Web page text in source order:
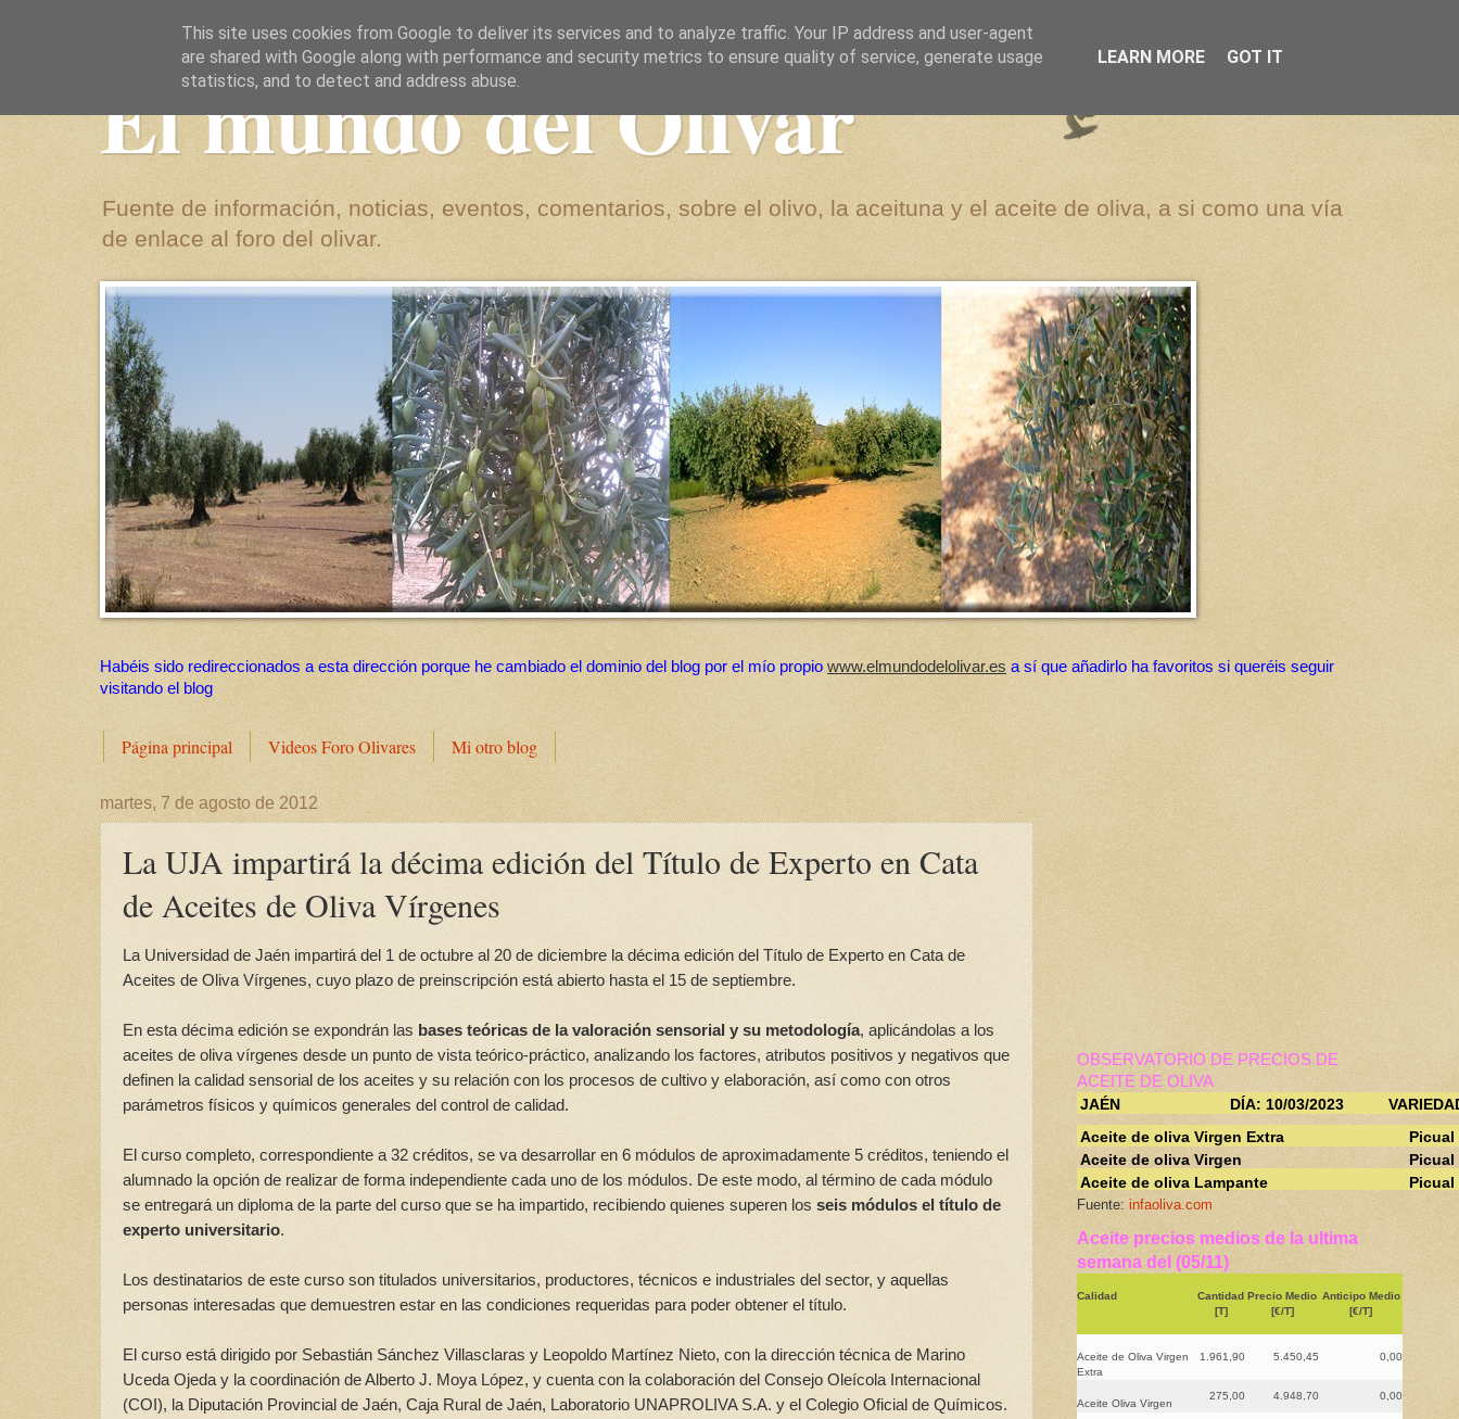
El mundo del Olivar
Fuente de información, noticias, eventos, comentarios, sobre el olivo, la aceituna y el aceite de oliva, a si como una vía
de enlace al foro del olivar.
Habéis sido redireccionados a esta dirección porque he cambiado el dominio del blog por el mío propio www.elmundodelolivar.es a sí que añadirlo ha favoritos si queréis seguir
visitando el blog
Página principal Videos Foro Olivares Mi otro blog
martes, 7 de agosto de 2012
La UJA impartirá la décima edición del Título de Experto en Cata
de Aceites de Oliva Vírgenes
La Universidad de Jaén impartirá del 1 de octubre al 20 de diciembre la décima edición del Título de Experto en Cata de
Aceites de Oliva Vírgenes, cuyo plazo de preinscripción está abierto hasta el 15 de septiembre.
En esta décima edición se expondrán las bases teóricas de la valoración sensorial y su metodología, aplicándolas a los
aceites de oliva vírgenes desde un punto de vista teórico-práctico, analizando los factores, atributos positivos y negativos que
definen la calidad sensorial de los aceites y su relación con los procesos de cultivo y elaboración, así como con otros
parámetros físicos y químicos generales del control de calidad.
El curso completo, correspondiente a 32 créditos, se va desarrollar en 6 módulos de aproximadamente 5 créditos, teniendo el
alumnado la opción de realizar de forma independiente cada uno de los módulos. De este modo, al término de cada módulo
se entregará un diploma de la parte del curso que se ha impartido, recibiendo quienes superen los seis módulos el título de
experto universitario.
Los destinatarios de este curso son titulados universitarios, productores, técnicos e industriales del sector, y aquellas
personas interesadas que demuestren estar en las condiciones requeridas para poder obtener el título.
El curso está dirigido por Sebastián Sánchez Villasclaras y Leopoldo Martínez Nieto, con la dirección técnica de Marino
Uceda Ojeda y la coordinación de Alberto J. Moya López, y cuenta con la colaboración del Consejo Oleícola Internacional
(COI), la Diputación Provincial de Jaén, Caja Rural de Jaén, Laboratorio UNAPROLIVA S.A. y el Colegio Oficial de Químicos.
OBSERVATORIO DE PRECIOS DE
ACEITE DE OLIVA
JAÉN
DÍA: 10/03/2023
Aceite de oliva Virgen Extra
Picual
Aceite de oliva Virgen
Picual
Aceite de oliva Lampante
Picual
Fuente: infaoliva.com
Aceite precios medios de la ultima
semana del (05/11)
Calidad
Cantidad
[T]
Precio Medio
[€/T]
Anticipo Medio
[€/T]
Aceite de Oliva Virgen
Extra
1.961,90 5.450,45 0,00
Aceite Oliva Virgen
275,00 4.948,70 0,00
This site uses cookies from Google to deliver its services and to analyze traffic. Your IP address and user-agent
are shared with Google along with performance and security metrics to ensure quality of service, generate usage
statistics, and to detect and address abuse.
LEARN MORE GOT IT